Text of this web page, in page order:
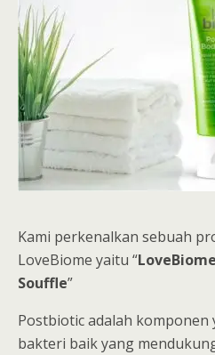
Kami perkenalkan sebuah
LoveBiome yaitu “
Souffle”
Postbiotic adalah
bakteri baik yang